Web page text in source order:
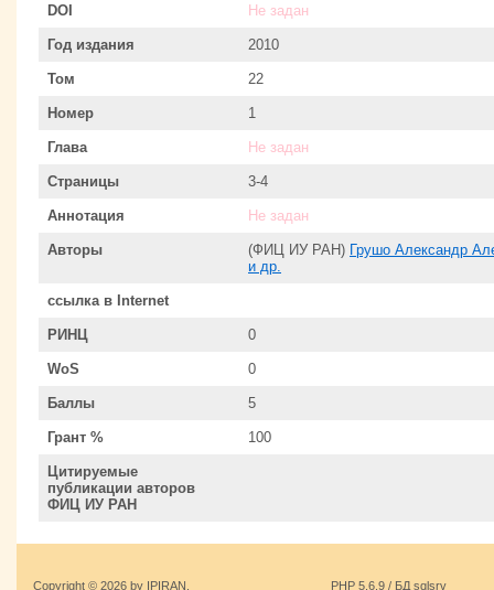
DOI Не задан
Год издания 2010
Том 22
Номер 1
Глава Не задан
Страницы 3-4
Аннотация Не задан
Авторы (ФИЦ ИУ РАН) Грушо Александр
и др.
ссылка в Internet
РИНЦ 0
WoS 0
Баллы 5
Грант % 100
Цитируемые
публикации авторов
ФИЦ ИУ РАН
Copyright © 2026 by IPIRAN.
PHP 5.6.9 / БД sqlsrv